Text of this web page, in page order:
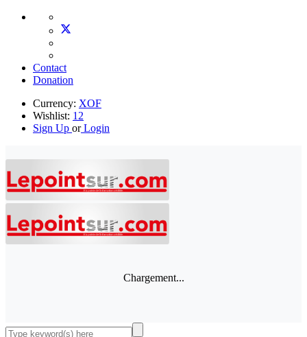
Contact
Donation
Currency: XOF
Wishlist: 12
Sign Up orLogin
Chargement...